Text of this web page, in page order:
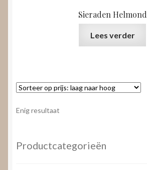
Sieraden Helmond
Lees verder
Enig resultaat
Productcategorieën